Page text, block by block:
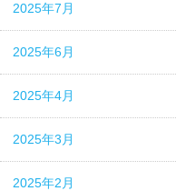
2025年7月
2025年6月
2025年4月
2025年3月
2025年2月